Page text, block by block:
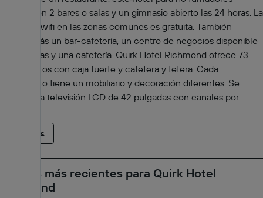
cuenta con 2 bares o salas y un gimnasio abierto las 24 horas. La
conexión wifi en las zonas comunes es gratuita. También
encontrarás un bar-cafetería, un centro de negocios disponible
las 24 horas y una cafetería. Quirk Hotel Richmond ofrece 73
alojamientos con caja fuerte y cafetera y tetera. Cada
alojamiento tiene un mobiliario y decoración diferentes. Se
ofrece una televisión LCD de 42 pulgadas con canales por
artículos de higiene personal de diseño, artículos de higiene
personal gratuitos y secador de pelo. Este hotel en Richmond
25 Mbps o más. Los servicios para las personas de negocios
incluyen escritorio y sillas de oficina, además de teléfono; se
Leer más
Ofertas más recientes para Quirk Hotel
Richmond